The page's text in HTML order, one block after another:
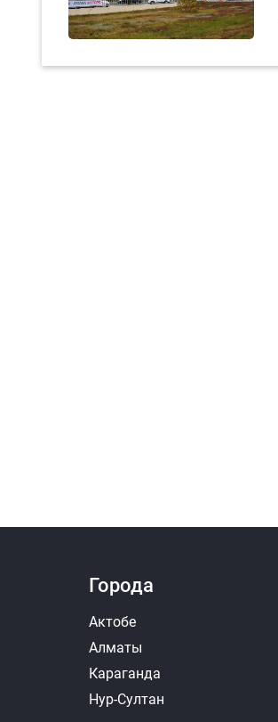
Города
Актобе
Алматы
Караганда
Нур-Султан